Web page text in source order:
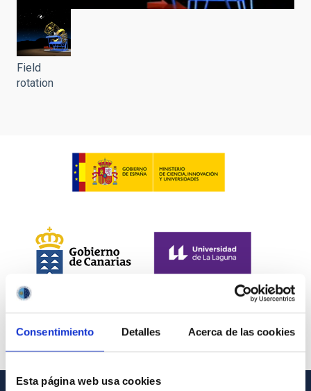
Consentimiento Detalles Acerca de las cookies
Esta página web usa cookies
Field
rotation